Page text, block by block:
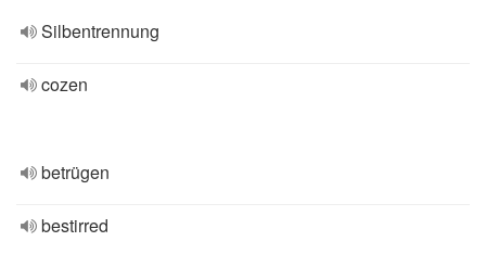
Silbentrennung
cozen
betrügen
bestirred